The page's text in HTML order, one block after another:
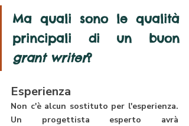
Ma quali sono le qualità
grant writer?
Esperienza
Non c'è alcun sostituto per l'esperienza.
Un progettista esperto avrà